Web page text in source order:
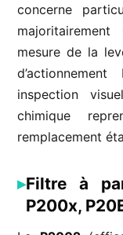
concerne
mesure de la
inspection
chimique
remplacement
Filtre à
P200x,